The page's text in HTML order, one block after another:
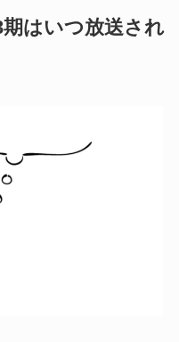
はいつ放送され